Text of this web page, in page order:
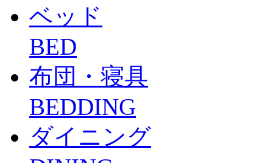
ベッド
BED
布団・寝具
BEDDING
ダイニング